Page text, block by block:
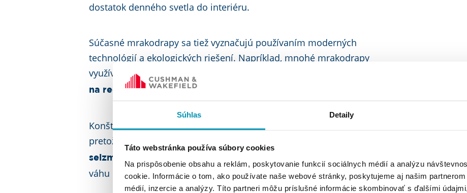
Súhlas Detaily
Táto webstránka používa súbory cookies
Na prispôsobenie obsahu a reklám, poskytovanie funkcií sociálnych médií a analýzu
cookie. Informácie o tom, ako používate naše webové stránky, poskytujeme aj našim
médií, inzercie a analýzy. Títo partneri môžu príslušné informácie skombinovať s ďalšími
dostatok denného svetla do interiéru.
Súčasné mrakodrapy sa tiež vyznačujú používaním moderných
technológií a ekologických riešení. Napríklad, mnohé mrakodrapy
využívajú
solárne panely
na reguláciu teploty, asystémy na úsporu vody.
Konštrukcia mrakodrapu vyžaduje špecializované znalosti a zručnosti,
pretože mrakodrap
seizmickým pohybom
váhu budovy a jej obyvateľov.